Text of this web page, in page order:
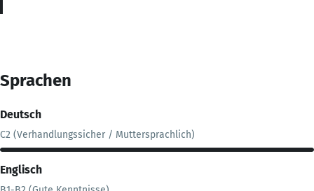
Sprachen
Deutsch
C2 (Verhandlungssicher / Muttersprachlich)
Englisch